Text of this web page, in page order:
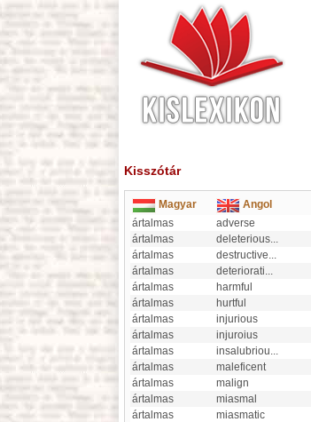
Kisszótár
Magyar
Angol
ártalmas
adverse
ártalmas
deleterious...
ártalmas
destructive...
ártalmas
deteriorati...
ártalmas
harmful
ártalmas
hurtful
ártalmas
injurious
ártalmas
injuroius
ártalmas
insalubriou...
ártalmas
maleficent
ártalmas
malign
ártalmas
miasmal
ártalmas
miasmatic